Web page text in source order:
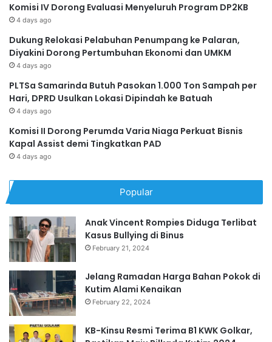
Komisi IV Dorong Evaluasi Menyeluruh Program DP2KB
4 days ago
Dukung Relokasi Pelabuhan Penumpang ke Palaran,
Diyakini Dorong Pertumbuhan Ekonomi dan UMKM
4 days ago
PLTSa Samarinda Butuh Pasokan 1.000 Ton Sampah per
Hari, DPRD Usulkan Lokasi Dipindah ke Batuah
4 days ago
Komisi II Dorong Perumda Varia Niaga Perkuat Bisnis
Kapal Assist demi Tingkatkan PAD
4 days ago
Popular
Anak Vincent Rompies Diduga Terlibat
Kasus Bullying di Binus
February 21, 2024
Jelang Ramadan Harga Bahan Pokok di
Kutim Alami Kenaikan
February 22, 2024
KB-Kinsu Resmi Terima B1 KWK Golkar,